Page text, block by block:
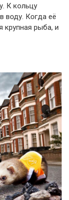
К кольцу
воду. Когда её
крупная рыба, и